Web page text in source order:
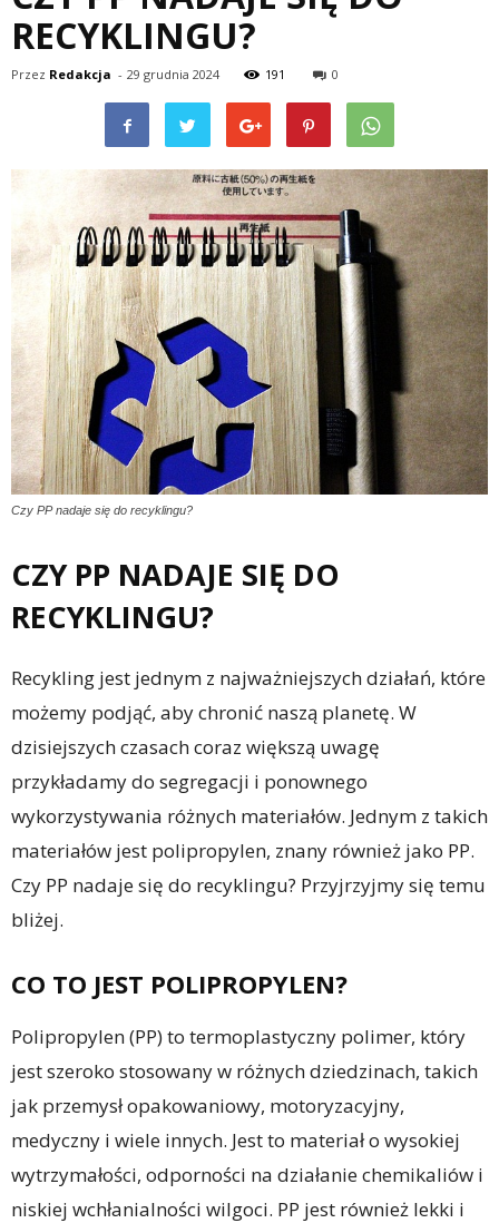
RECYKLINGU?
Przez Redakcja - 29 grudnia 2024 191 0
Czy PP nadaje się do recyklingu?
CZY PP NADAJE SIĘ DO
RECYKLINGU?
Recykling jest jednym z najważniejszych działań, które
możemy podjąć, aby chronić naszą planetę. W
dzisiejszych czasach coraz większą uwagę
przykładamy do segregacji i ponownego
wykorzystywania różnych materiałów. Jednym z takich
materiałów jest polipropylen, znany również jako PP.
Czy PP nadaje się do recyklingu? Przyjrzyjmy się temu
bliżej.
CO TO JEST POLIPROPYLEN?
Polipropylen (PP) to termoplastyczny polimer, który
jest szeroko stosowany w różnych dziedzinach, takich
jak przemysł opakowaniowy, motoryzacyjny,
medyczny i wiele innych. Jest to materiał o wysokiej
wytrzymałości, odporności na działanie chemikaliów i
niskiej wchłanialności wilgoci. PP jest również lekki i